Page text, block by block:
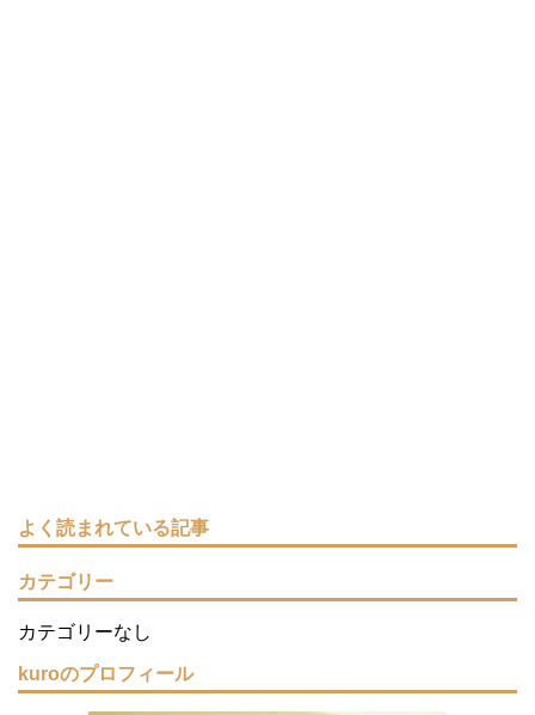
よく読まれている記事
カテゴリー
カテゴリーなし
kuroのプロフィール